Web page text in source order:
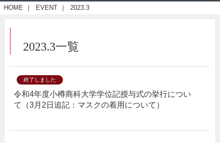
HOME ｜ EVENT ｜ 2023.3
2023.3一覧
終了しました
令和4年度小樽商科大学学位記授与式の挙行につい
て（3月2日追記：マスクの着用について）